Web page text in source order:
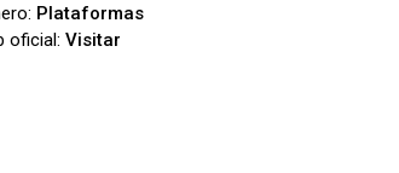
Plataformas
oficial:Visitar